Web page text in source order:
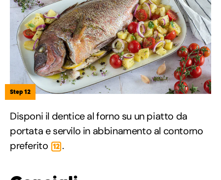
Step 12
Disponi il dentice al forno su un piatto da
portata e servilo in abbinamento al contorno
preferito 12 .